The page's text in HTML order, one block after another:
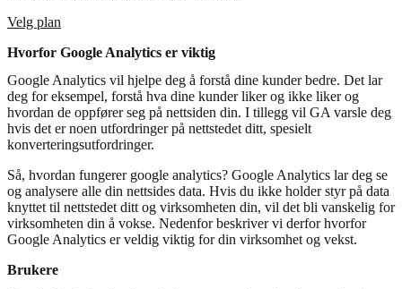
Velg plan
Hvorfor Google Analytics er viktig
Google Analytics vil hjelpe deg å forstå dine kunder bedre. Det lar
deg for eksempel, forstå hva dine kunder liker og ikke liker og
hvordan de oppfører seg på nettsiden din. I tillegg vil GA varsle deg
hvis det er noen utfordringer på nettstedet ditt, spesielt
konverteringsutfordringer.
Så, hvordan fungerer google analytics? Google Analytics lar deg se
og analysere alle din nettsides data. Hvis du ikke holder styr på data
knyttet til nettstedet ditt og virksomheten din, vil det bli vanskelig for
virksomheten din å vokse. Nedenfor beskriver vi derfor hvorfor
Google Analytics er veldig viktig for din virksomhet og vekst.
Brukere